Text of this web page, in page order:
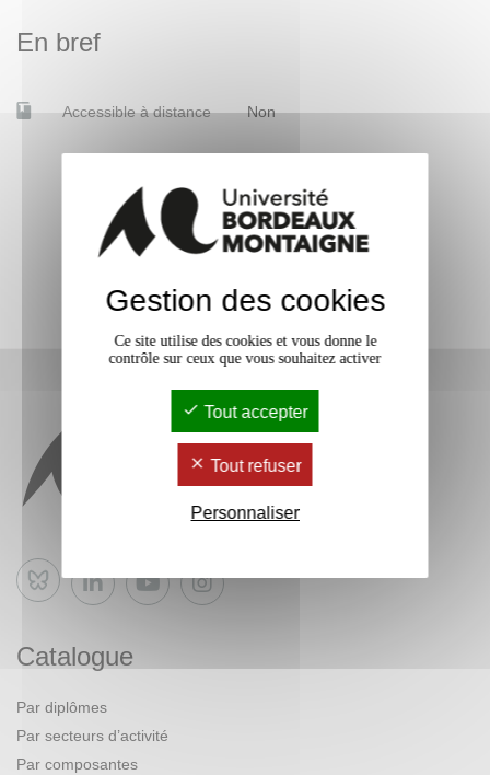
En bref
Accessible à distance Non
Bluesky
Catalogue
Par diplômes
Par secteurs d’activité
Par composantes
Gestion des cookies
Ce site utilise des cookies et vous donne le
contrôle sur ceux que vous souhaitez activer
Tout accepter
Tout refuser
Personnaliser